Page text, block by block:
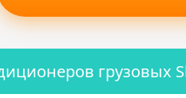
грузовых